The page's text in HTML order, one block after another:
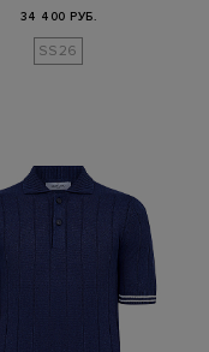
34 400 РУБ.
SS26